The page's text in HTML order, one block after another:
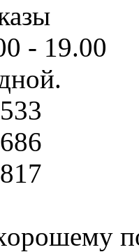
- 19.00